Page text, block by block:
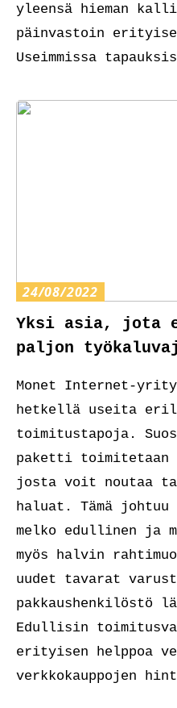
yleensä hieman
päinvastoin
Useimmissa
24/08/2022
Yksi asia,
paljon
Monet Internet-
hetkellä useita
toimitustapoja.
paketti toimitetaan
josta voit noutaa
haluat. Tämä
melko edullinen ja
myös halvin
uudet tavarat
pakkaushenkilöstö
Edullisin
erityisen helppoa
verkkokauppojen